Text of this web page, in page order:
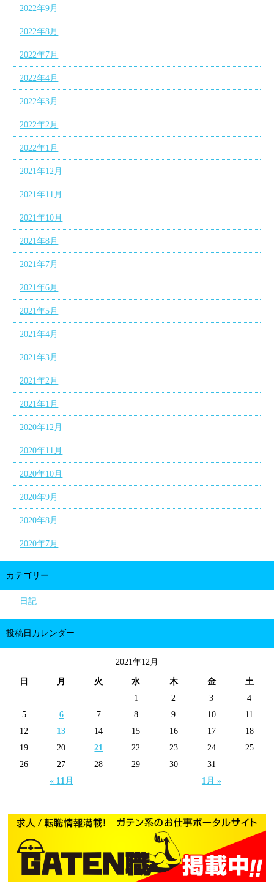
2022年9月
2022年8月
2022年7月
2022年4月
2022年3月
2022年2月
2022年1月
2021年12月
2021年11月
2021年10月
2021年8月
2021年7月
2021年6月
2021年5月
2021年4月
2021年3月
2021年2月
2021年1月
2020年12月
2020年11月
2020年10月
2020年9月
2020年8月
2020年7月
カテゴリー
日記
投稿日カレンダー
2021年12月
日 月 火 水 木 金 土
« 11月 1月 »
1 2 3
4
5
6 7 8 9 10
11
12
13 14 15 16 17
18
19
20 21 22 23 24
25
26
27 28 29 30 31